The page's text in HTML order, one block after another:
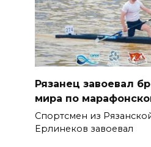
Рязанец завоевал
мира по
Спортсмен из
Ерлинеков завоевал